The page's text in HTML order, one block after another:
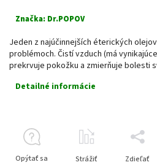
Značka: Dr.POPOV
Jeden z najúčinnejších éterických
problémoch. Čistí vzduch (má
prekrvuje pokožku a zmierňuje bolesti
Detailné informácie
Opýtať sa Strážiť Zdieľať